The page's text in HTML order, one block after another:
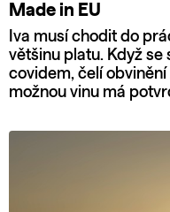
Made in EU
Iva musí chodit do
většinu platu. Když se
covidem, čelí
možnou vinu má